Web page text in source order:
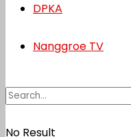
DPKA
Nanggroe TV
No Result